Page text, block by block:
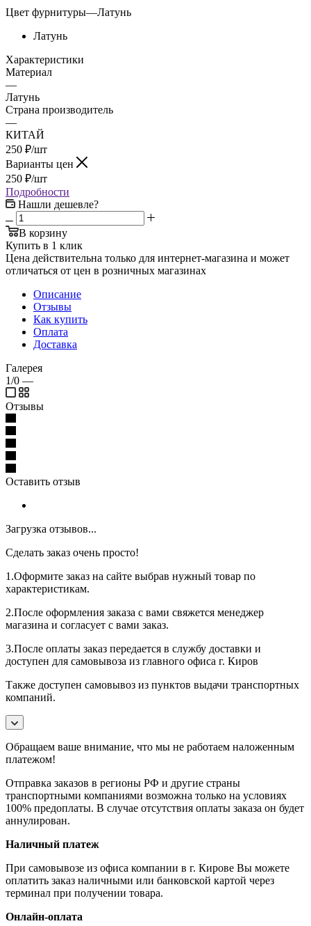
Цвет фурнитуры—Латунь
Латунь
Характеристики
Материал
—
Латунь
Страна производитель
—
КИТАЙ
250 ₽/шт
Варианты цен
250 ₽/шт
Подробности
Нашли дешевле?
В корзину
Купить в 1 клик
Цена действительна только для интернет-магазина и может
отличаться от цен в розничных магазинах
Описание
Отзывы
Как купить
Оплата
Доставка
Галерея
1/0 —
Отзывы
Оставить отзыв
Загрузка отзывов...
Сделать заказ очень просто!
1.Оформите заказ на сайте выбрав нужный товар по
характеристикам.
2.После оформления заказа с вами свяжется менеджер
магазина и согласует с вами заказ.
3.После оплаты заказ передается в службу доставки и
доступен для самовывоза из главного офиса г. Киров
Также доступен самовывоз из пунктов выдачи транспортных
компаний.
Обращаем ваше внимание, что мы не работаем наложенным
платежом!
Отправка заказов в регионы РФ и другие страны
транспортными компаниями возможна только на условиях
100% предоплаты. В случае отсутствия оплаты заказа он будет
аннулирован.
Наличный платеж
При самовывозе из офиса компании в г. Кирове Вы можете
оплатить заказ наличными или банковской картой через
терминал при получении товара.
Онлайн-оплата